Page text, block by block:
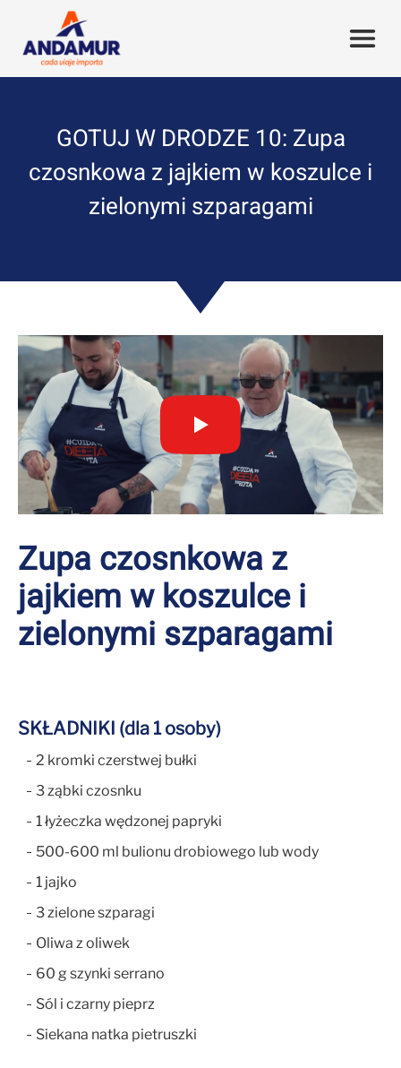
GOTUJ W DRODZE 10: Zupa
czosnkowa z jajkiem w koszulce i
zielonymi szparagami
Zupa czosnkowa z
jajkiem w koszulce i
zielonymi szparagami
SKŁADNIKI (dla 1 osoby)
2 kromki czerstwej bułki
3 ząbki czosnku
1 łyżeczka wędzonej papryki
500-600 ml bulionu drobiowego lub wody
1 jajko
3 zielone szparagi
Oliwa z oliwek
60 g szynki serrano
Sól i czarny pieprz
Siekana natka pietruszki